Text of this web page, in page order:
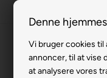
Denne
Vi bruger cookies til
annoncer, til at vise
at analysere vores